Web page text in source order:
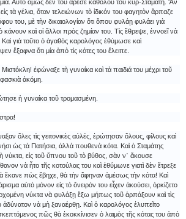
Αὐτὸ ὅμως δὲν τοῦ ἄρεσε καθόλου τοῦ κὺρ-Σταμάτη. Ἂν
τὰ γέλια, ὅταν τελειώνων τὸ ἰδικόν του φαγητὸν ἅρπαζε
του, μὲ τὴν δικαιολογίαν ὅτι ὅπου φυλάῃ φυλάει γιὰ
καὶ οἱ ἄλλοι πρὸς ζημίαν του. Τὶς ἔθρεψε, ἐννοεῖ νὰ
Καὶ γιὰ τοῦτο ὁ ἀγαθὸς καρολόγος ἐθύμωσε καὶ
ἔξαφνα ὅτι μία ἀπὸ τὶς κότες του ἔλειπε.
ἐφώναξε τὴ γυναίκα καὶ τὰ παιδιά του μέχρι τοῦ
ἀκόμη.
ἡ γυναίκα τοῦ τρομασμένη.
ὅλες τὶς γειτονικὲς αὐλές, ἐρώτησαν ὅλους, φίλους καὶ
ὡς τὰ Πατήσια, ἀλλὰ πουθενὰ κότα. Καὶ ὁ Σταμάτης
νύκτα, εἰς τοῦ ὕπνου τοῦ τὸ βύθος, σὰν ν᾿ ἄκουσε
νὰ ἦτο τῆς κοτούλας του καὶ ἐθύμωνε γιατὶ δὲν ἔτρεξε
ἔκανε πὼς ἔβηχε, θὰ τὴν ἄφηναν ἀμέσως τὴν κότα! Καὶ
αὐτὸ μόνον εἰς τὸ ὄνειρόν του εἶχεν ἀκούσει, ὁρκίζετο
νύκτα νὰ φυλάξῃ ἔξω μήπως τοῦ ἁρπάξουν καὶ τὶς
ἀδύνατον νὰ μὴ ξαναέρθῃ. Καὶ ὁ καρολόγος ἐλυπεῖτο
πῶς θὰ ἐκοκκίνισεν ὁ λαιμὸς τῆς κότας του ἀπὸ